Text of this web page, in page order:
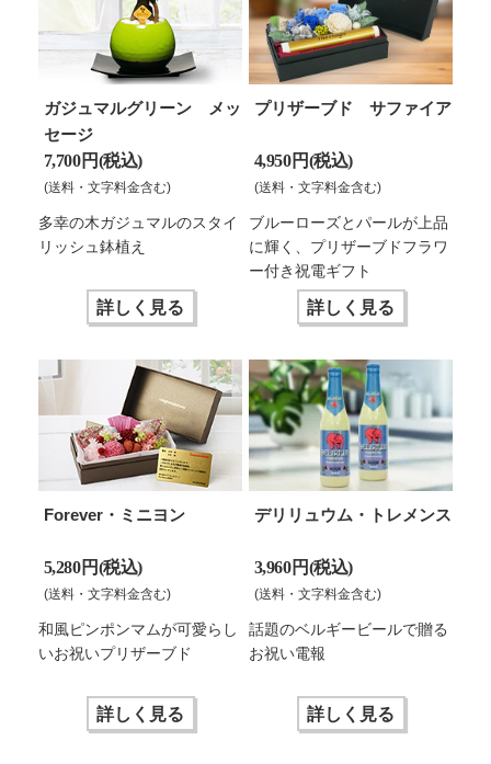
ガジュマルグリーン メッ
セージ
7,700 円(税込)
(送料・文字料金含む)
多幸の木ガジュマルのスタイ
リッシュ鉢植え
詳しく見る
プリザーブド サファイア
4,950 円(税込)
(送料・文字料金含む)
ブルーローズとパールが上品
に輝く、プリザーブドフラワ
ー付き祝電ギフト
詳しく見る
Forever・ミニヨン
5,280 円(税込)
(送料・文字料金含む)
和風ピンポンマムが可愛らし
いお祝いプリザーブド
詳しく見る
デリリュウム・トレメンス
3,960 円(税込)
(送料・文字料金含む)
話題のベルギービールで贈る
お祝い電報
詳しく見る